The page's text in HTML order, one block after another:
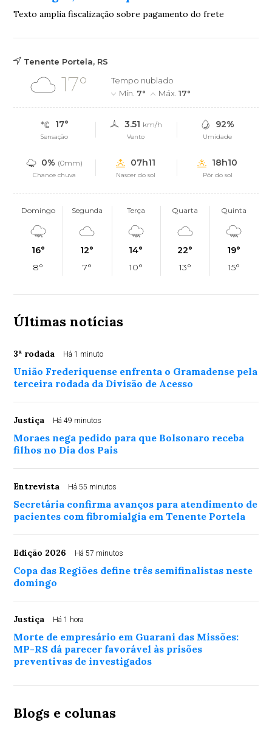
Texto amplia fiscalização sobre pagamento do frete
Tenente Portela, RS
17°
Tempo nublado
Mín. 7° Máx.17°
17°
Sensação
3.51 km/h
Vento
92%
Umidade
0% (0mm)
Chance chuva
07h11
Nascer do sol
18h10
Pôr do sol
Domingo
16°
8°
Segunda
12°
7°
Terça
14°
10°
Quarta
22°
13°
Quinta
19°
15°
Últimas notícias
3ª rodada Há 1 minuto
União Frederiquense enfrenta o Gramadense pela
terceira rodada da Divisão de Acesso
Justiça Há 49 minutos
Moraes nega pedido para que Bolsonaro receba
filhos no Dia dos Pais
Entrevista Há 55 minutos
Secretária confirma avanços para atendimento de
pacientes com fibromialgia em Tenente Portela
Edição 2026 Há 57 minutos
Copa das Regiões define três semifinalistas neste
domingo
Justiça Há 1 hora
Morte de empresário em Guarani das Missões:
MP-RS dá parecer favorável às prisões
preventivas de investigados
Blogs e colunas